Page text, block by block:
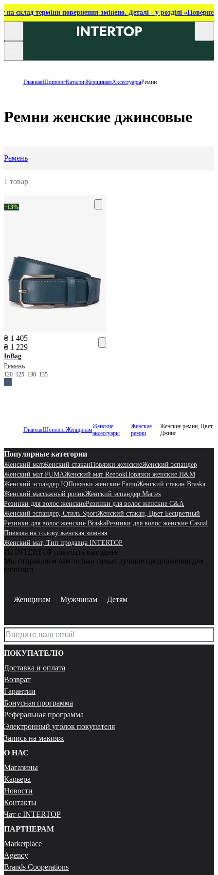
на склад терміни повернення змінено. Деталі - у розділі
ГлавнаяШоппингКаталогЖенщинамАксессуарыРемни
Ремни женские джинсовые
Ремень
1 товар
−13%
₴ 1 405
₴ 1 229
InBag
Ремень
120 125 130 135
ГлавнаяШоппингЖенщинамЖенские
аксессуары
Женские
ремни
Женские ремни, Цвет
Джинс
Популярные категории
Женский матЖенский стаканПовязки женскиеЖенский эспандер
Женский мат PUMAЖенский мат ReebokПовязки женские H&M
Женский эспандер IQПовязки женские FamoЖенский стакан Braska
Женский массажный роликЖенский эспандер Martes
Резинки для волос женскиеРезинки для волос женские C&A
Женский эспандер, Стиль SportЖенский стакан, Цвет Бесцветный
Резинки для волос женские BraskaРезинки для волос женские Casual
Повязка на голову женская зимняя
Женский мат, Тип продавца INTERTOP
Из INTERTOP покупать выгоднее
Мы отправляем вам только самые лучшие предложения для
шопинга
Женщинам Мужчинам Детям
ПОКУПАТЕЛЮ
Доставка и оплата
Возврат
Гарантии
Бонусная программа
Реферальная программа
Электронный уголок покупателя
Запись на макияж
О НАС
Магазины
Карьера
Новости
Контакты
Чат с INTERTOP
ПАРТНЕРАМ
Marketplace
Agency
Brands Cooperations